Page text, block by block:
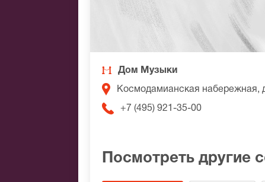
Дом Музыки
Космодамианская набережная,
+7 (495) 921-35-00
Посмотреть другие